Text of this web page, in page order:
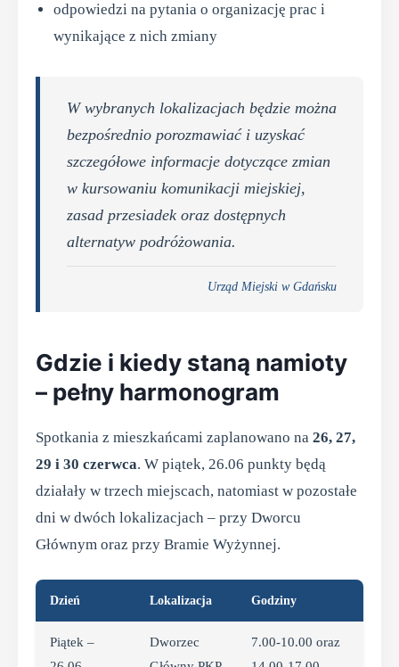
odpowiedzi na pytania o organizację prac i
wynikające z nich zmiany
W wybranych lokalizacjach będzie można
bezpośrednio porozmawiać i uzyskać
szczegółowe informacje dotyczące zmian
w kursowaniu komunikacji miejskiej,
zasad przesiadek oraz dostępnych
alternatyw podróżowania.
Urząd Miejski w Gdańsku
Gdzie i kiedy staną namioty
– pełny harmonogram
Spotkania z mieszkańcami zaplanowano na 26, 27,
29 i 30 czerwca. W piątek, 26.06 punkty będą
działały w trzech miejscach, natomiast w pozostałe
dni w dwóch lokalizacjach – przy Dworcu
Głównym oraz przy Bramie Wyżynnej.
Dzień Lokalizacja Godziny
Piątek –
Dworzec
7.00-10.00 oraz